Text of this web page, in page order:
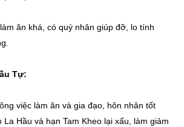
ăn khá, có quý nhân giúp đỡ, lo tính
Tự:
việc làm ăn và gia đạo, hôn nhân tốt
La Hầu và hạn Tam Kheo lại xấu, làm giảm